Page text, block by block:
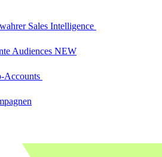
Sales Intelligence
Audiences NEW
Accounts